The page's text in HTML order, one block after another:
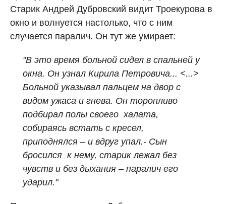
Старик Андрей Дубровский видит Троекурова в
окно и волнуется настолько, что с ним
случается паралич. Он тут же умирает:
"В это время больной сидел в спальней у
окна. Он узнал Кирила Петровича... <...>
Больной указывал пальцем на двор с
видом ужаса и гнева. Он торопливо
подбирал полы своего халата,
собираясь встать с кресел,
приподнялся – и вдруг упал.- Сын
бросился к нему, старик лежал без
чувств и без дыхания – паралич его
ударил."